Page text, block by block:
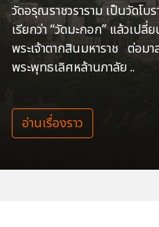
วัดอรุณราชวราราม เป็นวัดโ
เรียกว่า “วัดมะกอก” แล้วเป
พระเจ้าตากสินมหาราช ต่อม
พระพุทธเลิศหล้านภาลัย ..
อ่านเรื่องราว